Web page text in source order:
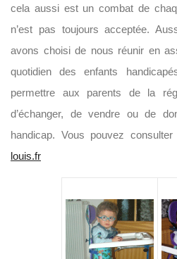
cela aussi est un combat de
n’est pas toujours acceptée.
avons choisi de nous réunir en
quotidien des enfants
permettre aux parents de la
d’échanger, de vendre ou de
handicap. Vous pouvez
louis.fr